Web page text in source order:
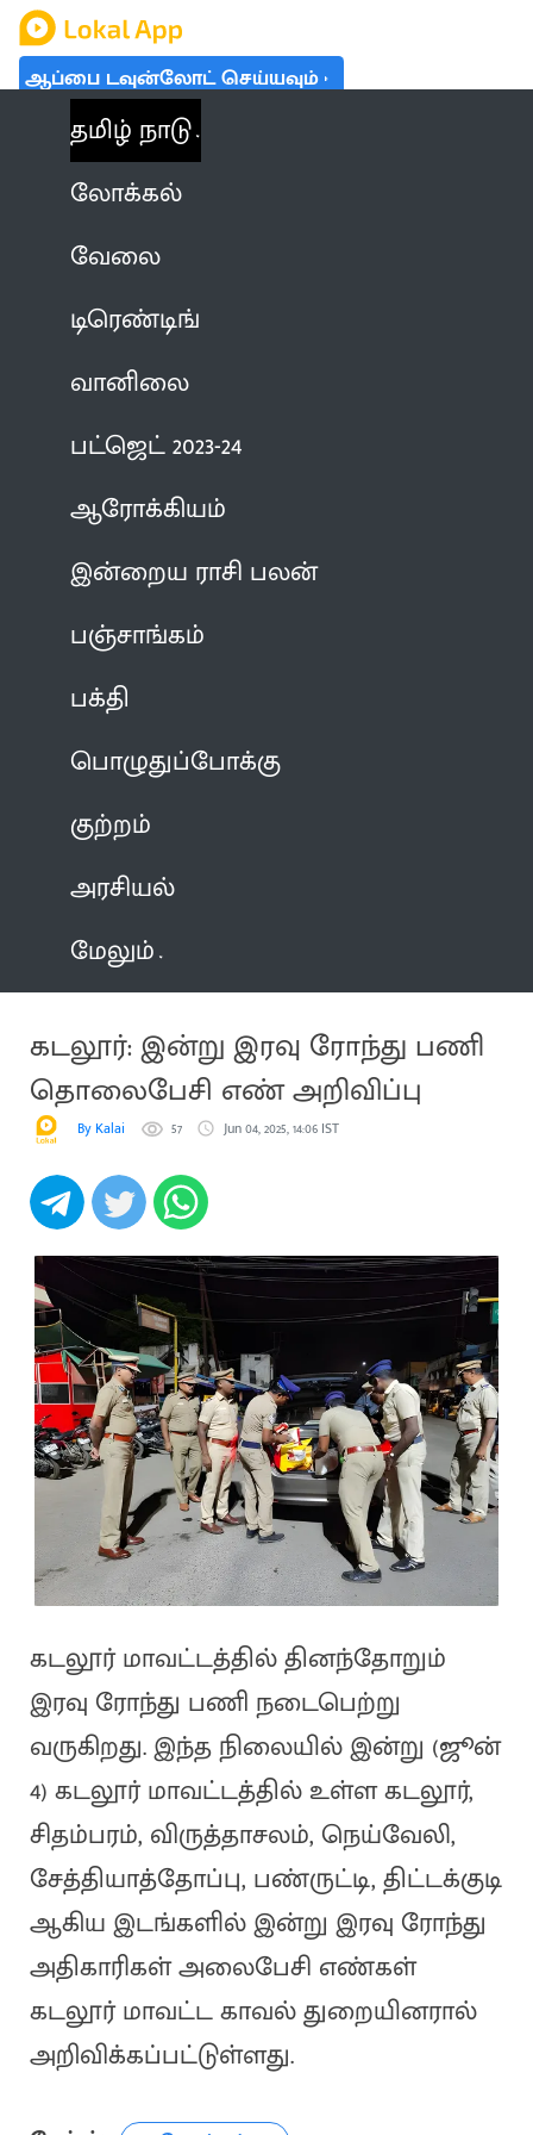
ஆப்பை டவுன்லோட் செய்யவும்
தமிழ் நாடு
லோக்கல்
வேலை
டிரெண்டிங்
வானிலை
பட்ஜெட் 2023-24
ஆரோக்கியம்
இன்றைய ராசி பலன்
பஞ்சாங்கம்
பக்தி
பொழுதுப்போக்கு
குற்றம்
அரசியல்
மேலும்
கடலூர்: இன்று இரவு ரோந்து பணி
தொலைபேசி எண் அறிவிப்பு
By Kalai 57 Jun 04, 2025, 14:06 IST
கடலூர் மாவட்டத்தில் தினந்தோறும்
இரவு ரோந்து பணி நடைபெற்று
வருகிறது. இந்த நிலையில் இன்று (ஜூன்
4) கடலூர் மாவட்டத்தில் உள்ள கடலூர்,
சிதம்பரம், விருத்தாசலம், நெய்வேலி,
சேத்தியாத்தோப்பு, பண்ருட்டி, திட்டக்குடி
ஆகிய இடங்களில் இன்று இரவு ரோந்து
அதிகாரிகள் அலைபேசி எண்கள்
கடலூர் மாவட்ட காவல் துறையினரால்
அறிவிக்கப்பட்டுள்ளது.